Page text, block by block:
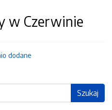
w Czerwinie
dodane
Szukaj